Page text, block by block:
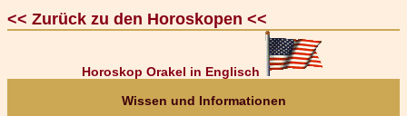
<< Zurück zu den Horoskopen <<
Horoskop Orakel in Englisch
Wissen und Informationen